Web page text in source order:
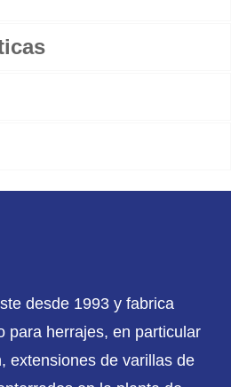
desde 1993 y fabrica
para herrajes, en particular
extensiones de varillas de